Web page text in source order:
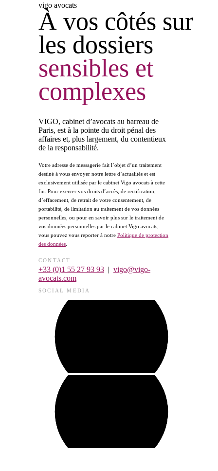
vigo avocats
À vos côtés sur
les dossiers
sensibles et
complexes
VIGO, cabinet d’avocats au barreau de
Paris, est à la pointe du droit pénal des
affaires et, plus largement, du contentieux
de la responsabilité.
Votre adresse de messagerie fait l’objet d’un traitement
destiné à vous envoyer notre lettre d’actualités et est
exclusivement utilisée par le cabinet Vigo avocats à cette
fin. Pour exercer vos droits d’accès, de rectification,
d’effacement, de retrait de votre consentement, de
portabilité, de limitation au traitement de vos données
personnelles, ou pour en savoir plus sur le traitement de
vos données personnelles par le cabinet Vigo avocats,
vous pouvez vous reporter à notre Politique de protection
des données
CONTACT
+33 (0)1 55 27 93 93 | vigo@vigo-
avocats.com
SOCIAL MEDIA